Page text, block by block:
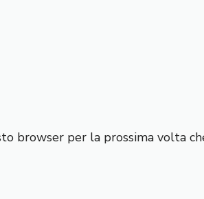
browser per la prossima volta